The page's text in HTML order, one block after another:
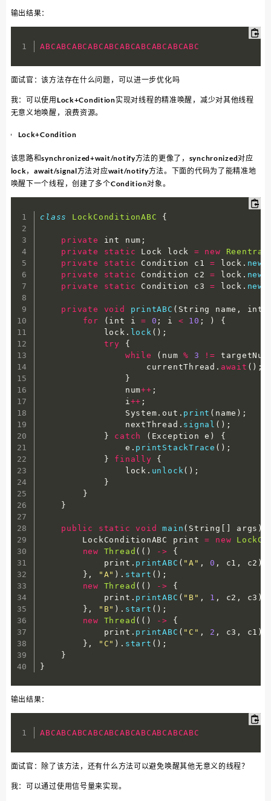
输出结果：
ABCABCABCABCABCABCABCABCABCABC
面试官：该方法存在什么问题，可以进一步优化吗
我：可以使用Lock+Condition实现对线程的精准唤醒，减少对其他线程
无意义地唤醒，浪费资源。
Lock+Condition
该思路和synchronized+wait/notify方法的更像了，synchronized对应
lock，await/signal方法对应wait/notify方法。下面的代码为了能精准地
唤醒下一个线程，创建了多个Condition对象。
class LockConditionABC {
private int num ;
private
static Lock lock = new
private
static Condition c1 = lock .
private
static Condition c2 = lock .
private
static Condition c3 = lock .
private void printABC ( String name ,
int
for
( int i = 0 ; i < 10 ; )
{
            lock
. lock ( ) ;
try
{
while
( num % 3 != targetNum
                    currentThread
. await ( ) ;
}
                num
++ ;
                i
++ ;
                System
. out . print ( name ) ;
                nextThread
. signal ( ) ;
}
catch ( Exception e )
{
                e
. printStackTrace ( ) ;
}
finally
{
                lock
. unlock ( ) ;
}
}
}
public static void main ( String [ ] args )
        LockConditionABC print
= new
new
Thread ( ( ) ->
{
            print
. printABC ( "A" , 0 , c1 , c2 )
} , "A" ) . start ( ) ;
new
Thread ( ( ) ->
{
            print
. printABC ( "B" , 1 , c2 , c3 )
} , "B" ) . start ( ) ;
new
Thread ( ( ) ->
{
            print
. printABC ( "C" , 2 , c3 , c1 )
} , "C" ) . start ( ) ;
}
}
输出结果：
ABCABCABCABCABCABCABCABCABCABC
面试官：除了该方法，还有什么方法可以避免唤醒其他无意义的线程？
我：可以通过使用信号量来实现。